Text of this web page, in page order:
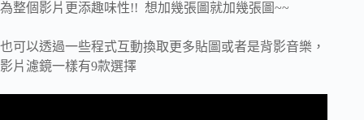
為整個影片更添趣味性!! 想加幾張圖就加幾張圖~~
也可以透過一些程式互動換取更多貼圖或者是背影音樂，
影片濾鏡一樣有9款選擇